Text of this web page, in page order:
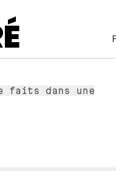
faits dans une